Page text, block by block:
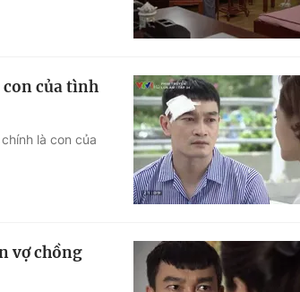
của tình
là con của
vợ chồng